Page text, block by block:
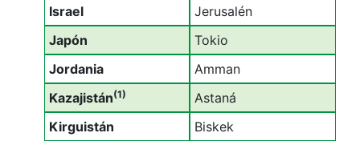
Israel
Jerusalén
Japón
Tokio
Jordania
Amman
Kazajistán(1)
Astaná
Kirguistán
Biskek